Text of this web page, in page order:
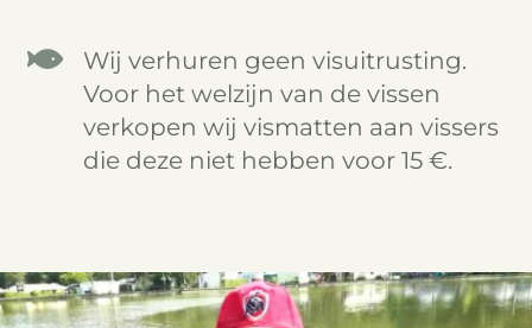

Wij verhuren geen visuitrusting.
Voor het welzijn van de vissen
verkopen wij vismatten aan vissers
die deze niet hebben voor 15 €.